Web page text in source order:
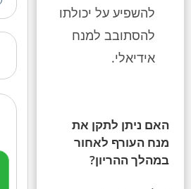
להשפיע על יכולתו
להסתובב למנח
אידיאלי.
האם ניתן לתקן את
מנח העורף לאחור
במהלך ההריון?